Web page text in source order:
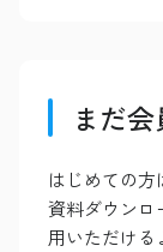
まだ
はじめての方
資料ダウンロ
用いただける